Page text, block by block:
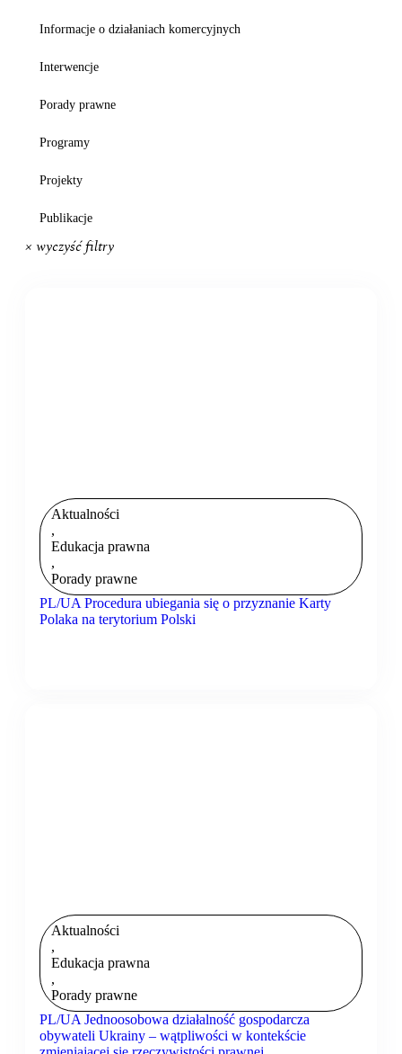
Informacje o działaniach komercyjnych
Interwencje
Porady prawne
Programy
Projekty
Publikacje
× wyczyść filtry
Aktualności
,
Edukacja prawna
,
Porady prawne
PL/UA Procedura ubiegania się o przyznanie Karty
Polaka na terytorium Polski
Aktualności
,
Edukacja prawna
,
Porady prawne
PL/UA Jednoosobowa działalność gospodarcza
obywateli Ukrainy – wątpliwości w kontekście